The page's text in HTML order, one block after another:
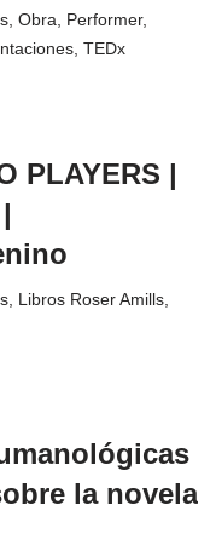
, Obra, Performer,
, TEDx
PLAYERS |
, Libros Roser Amills,
la novela